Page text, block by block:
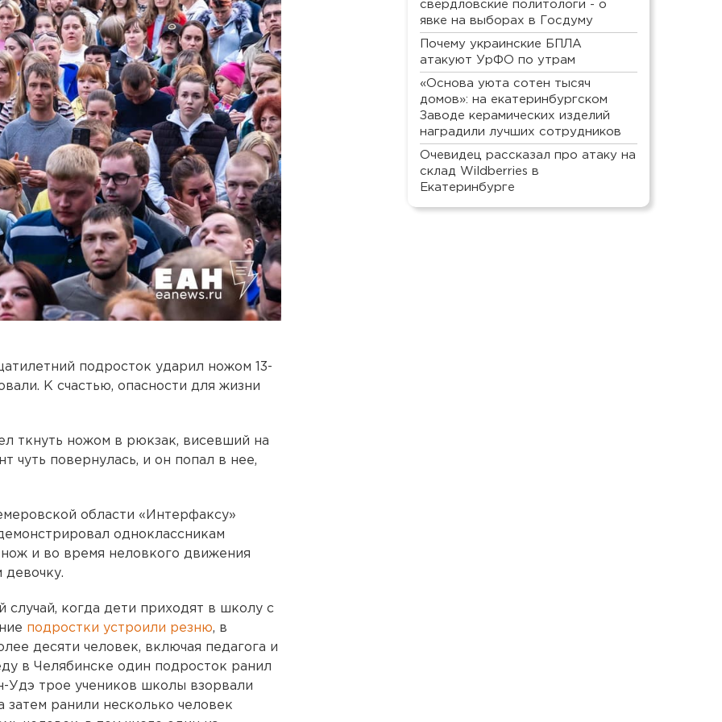
подросток ударил ножом 13-
К счастью, опасности для жизни
ткнуть ножом в рюкзак, висевший на
чуть повернулась, и он попал в нее,
области «Интерфаксу»
одноклассникам
и во время неловкого движения
девочку.
случай, когда дети приходят в школу с
подростки устроили резню, в
десяти человек, включая педагога и
в Челябинске один подросток ранил
Удэ трое учеников школы взорвали
затем ранили несколько человек
свердловские политологи - о
явке на выборах в Госдуму
Почему украинские БПЛА
атакуют УрФО по утрам
«Основа уюта сотен тысяч
домов»: на екатеринбургском
Заводе керамических изделий
наградили лучших сотрудников
Очевидец рассказал про атаку на
склад Wildberries в
Екатеринбурге